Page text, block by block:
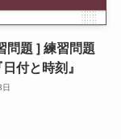
問題 ] 練習問題
付と時刻』